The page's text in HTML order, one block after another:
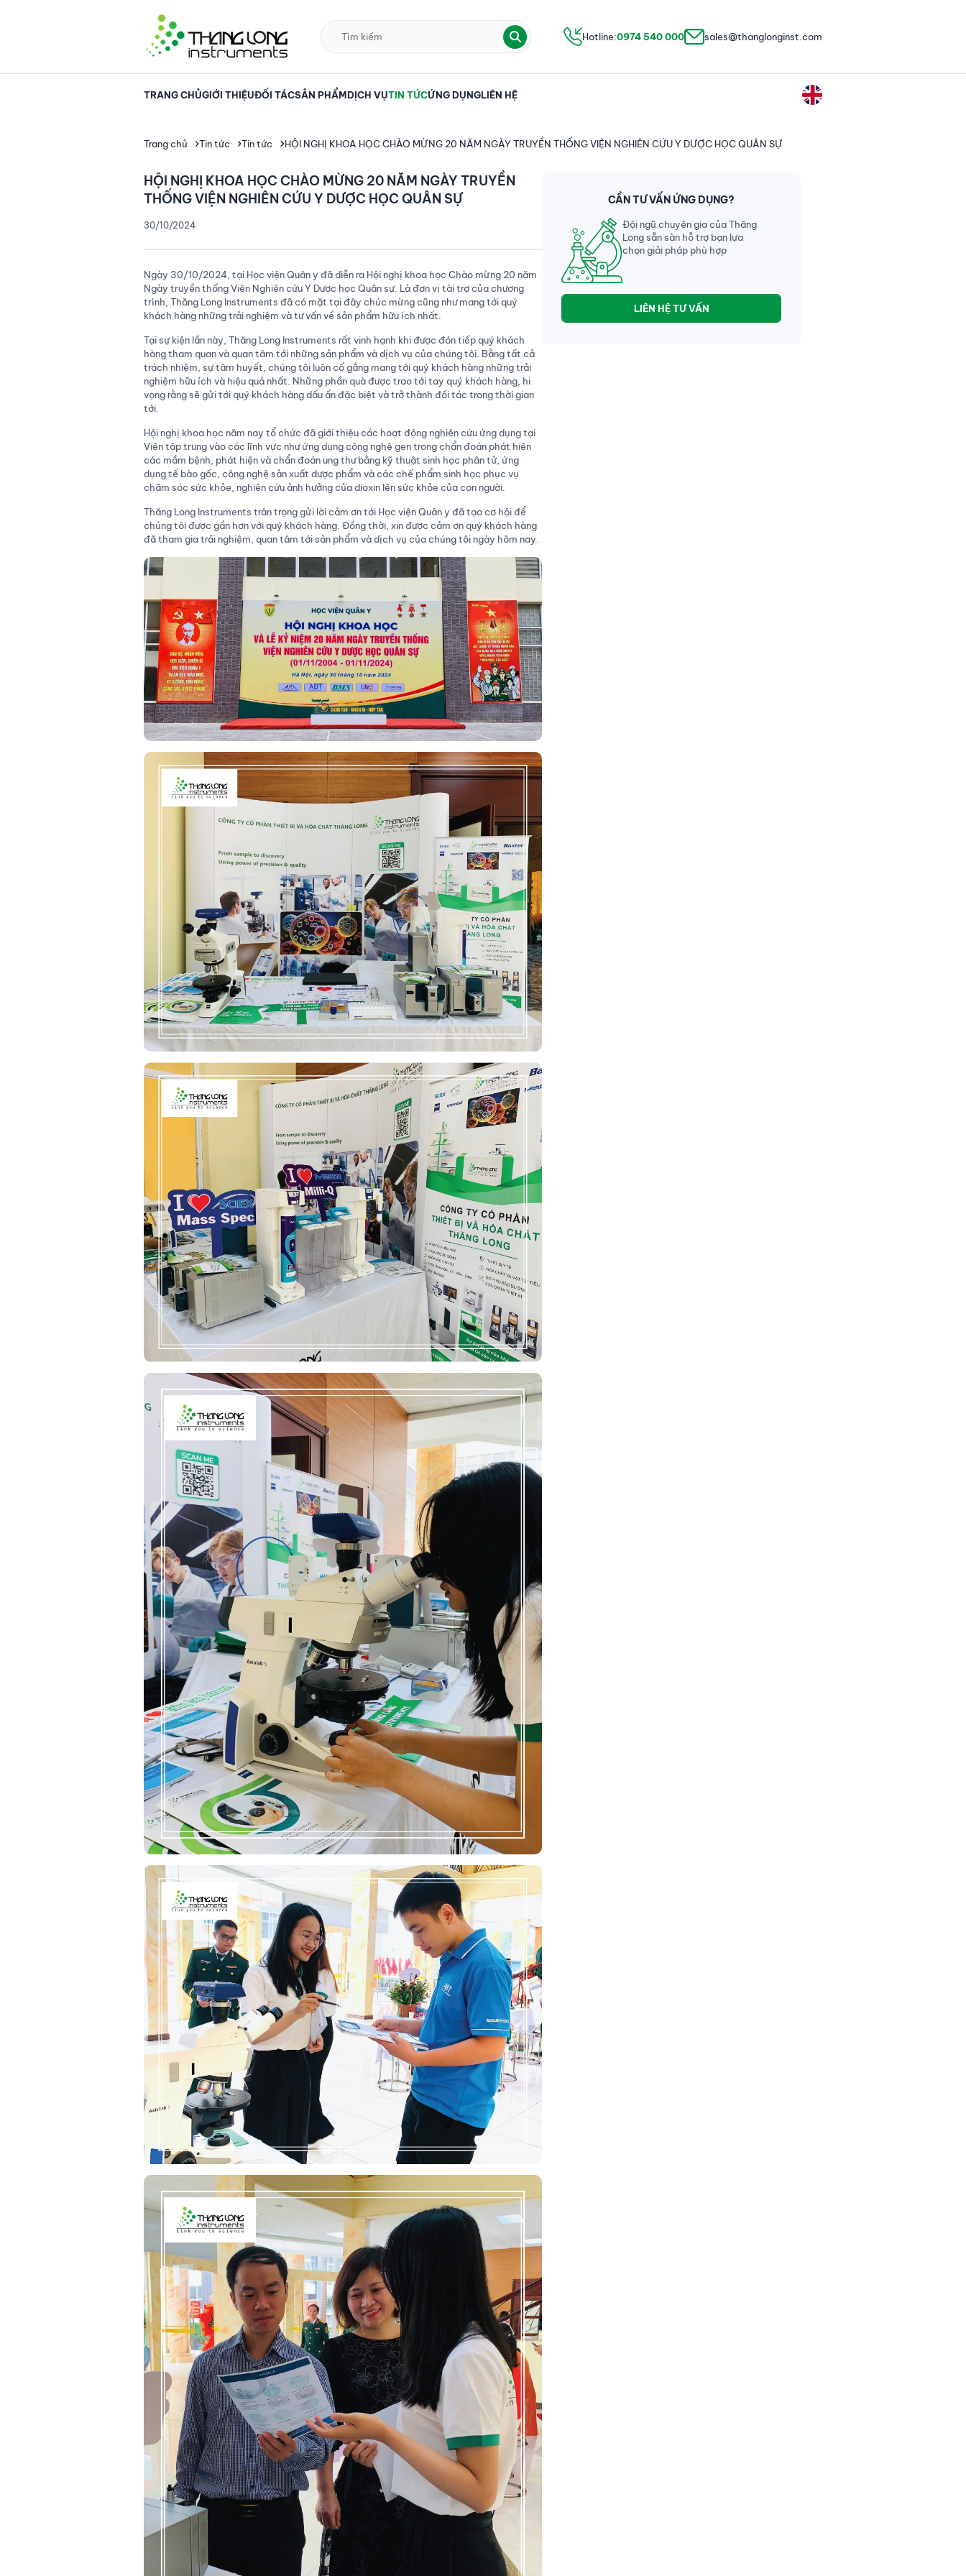
Hotline:0974 540 000 sales@thanglonginst.com
TRANG CHỦGIỚI THIỆUĐỐI TÁCSẢN PHẨMDỊCH VỤTIN TỨCỨNG DỤNGLIÊN HỆ
Trang chủ Tin tức Tin tức HỘI NGHỊ KHOA HỌC CHÀO MỪNG 20 NĂM NGÀY TRUYỀN THỐNG VIỆN NGHIÊN CỨU Y DƯỢC HỌC QUÂN SỰ
HỘI NGHỊ KHOA HỌC CHÀO MỪNG 20 NĂM NGÀY TRUYỀN
THỐNG VIỆN NGHIÊN CỨU Y DƯỢC HỌC QUÂN SỰ
30/10/2024
Ngày 30/10/2024, tại Học viện Quân y đã diễn ra Hội nghị khoa học Chào mừng 20 năm
Ngày truyền thống Viện Nghiên cứu Y Dược học Quân sự. Là đơn vị tài trợ của chương
trình, Thăng Long Instruments đã có mặt tại đây chúc mừng cũng như mang tới quý
khách hàng những trải nghiệm và tư vấn về sản phẩm hữu ích nhất.
Tại sự kiện lần này, Thăng Long Instruments rất vinh hạnh khi được đón tiếp quý khách
hàng tham quan và quan tâm tới những sản phẩm và dịch vụ của chúng tôi. Bằng tất cả
trách nhiệm, sự tâm huyết, chúng tôi luôn cố gắng mang tới quý khách hàng những trải
nghiệm hữu ích và hiệu quả nhất. Những phần quà được trao tới tay quý khách hàng, hi
vọng rằng sẽ gửi tới quý khách hàng dấu ấn đặc biệt và trở thành đối tác trong thời gian
tới.
Hội nghị khoa học năm nay tổ chức đã giới thiệu các hoạt động nghiên cứu ứng dụng tại
Viện tập trung vào các lĩnh vực như ứng dụng công nghệ gen trong chẩn đoán phát hiện
các mầm bệnh, phát hiện và chẩn đoán ung thư bằng kỹ thuật sinh học phân tử, ứng
dụng tế bào gốc, công nghệ sản xuất dược phẩm và các chế phẩm sinh học phục vụ
chăm sóc sức khỏe, nghiên cứu ảnh hưởng của dioxin lên sức khỏe của con người.
Thăng Long Instruments trân trọng gửi lời cảm ơn tới Học viện Quân y đã tạo cơ hội để
chúng tôi được gần hơn với quý khách hàng. Đồng thời, xin được cảm ơn quý khách hàng
đã tham gia trải nghiệm, quan tâm tới sản phẩm và dịch vụ của chúng tôi ngày hôm nay.
CẦN TƯ VẤN ỨNG DỤNG?
Đội ngũ chuyên gia của Thăng
Long sẵn sàn hỗ trợ bạn lựa
chọn giải pháp phù hợp
LIÊN HỆ TƯ VẤN